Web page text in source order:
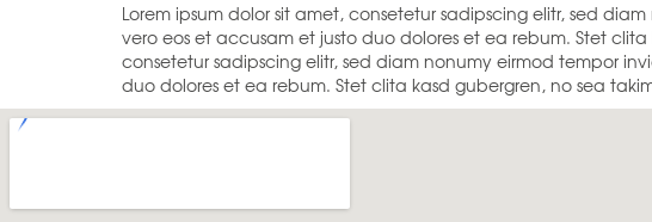
Lorem ipsum dolor sit amet, consetetur sadipscing elitr, sed
vero eos et accusam et justo duo dolores et ea rebum. Stet
consetetur sadipscing elitr, sed diam nonumy eirmod tempor
duo dolores et ea rebum. Stet clita kasd gubergren, no sea